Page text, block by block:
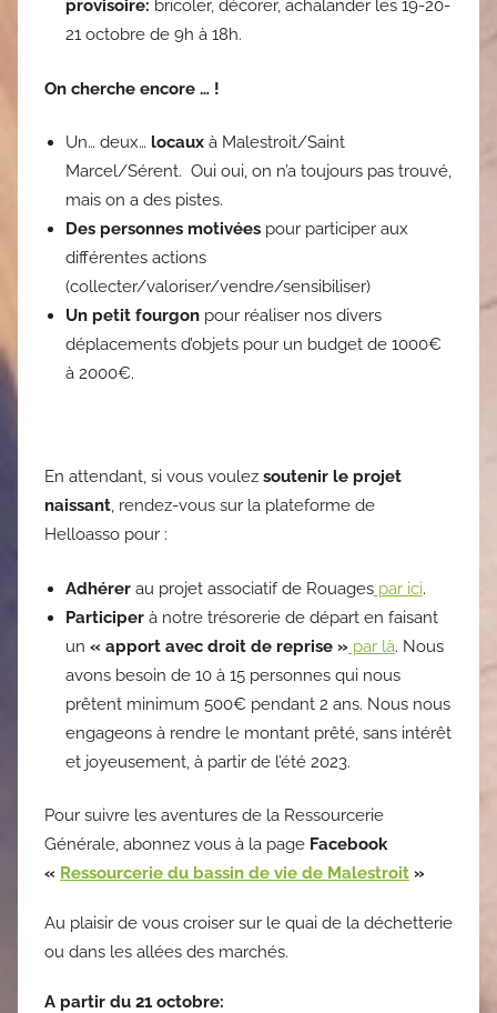
provisoire: bricoler, décorer, achalander les 19-20-
21 octobre de 9h à 18h.
On cherche encore … !
Un… deux… locauxà Malestroit/Saint
Marcel/Sérent. Oui oui, on n’a toujours pas trouvé,
mais on a des pistes.
Des personnes motivéespour participer aux
différentes actions
(collecter/valoriser/vendre/sensibiliser)
Un petit fourgonpour réaliser nos divers
déplacements d’objets pour un budget de 1000€
à 2000€.
En attendant, si vous voulez soutenir le projet
naissant, rendez-vous sur la plateforme de
Helloasso pour :
Adhérerau projet associatif de Rouagespar ici.
Participer à notre trésorerie de départ en faisant
un « apport avec droit de reprise »par là. Nous
avons besoin de 10 à 15 personnes qui nous
prêtent minimum 500€ pendant 2 ans. Nous nous
engageons à rendre le montant prêté, sans intérêt
et joyeusement, à partir de l’été 2023.
Pour suivre les aventures de la Ressourcerie
Générale, abonnez vous à la page Facebook
« Ressourcerie du bassin de vie de Malestroit »
Au plaisir de vous croiser sur le quai de la déchetterie
ou dans les allées des marchés.
A partir du 21 octobre: